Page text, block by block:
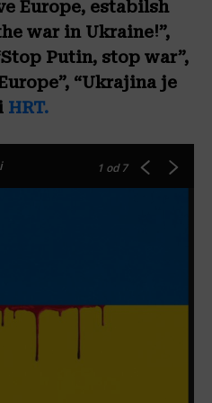
Europe, estabilsh
war in Ukraine!”,
Putin, stop war”,
“Ukrajina je
HRT.
1 od 7